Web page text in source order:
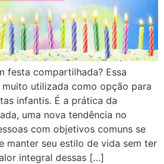
festa compartilhada? Essa
utilizada como opção para
infantis. É a prática da
uma nova tendência no
com objetivos comuns se
manter seu estilo de vida sem ter
integral dessas […]